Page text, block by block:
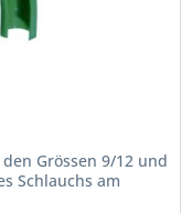
Grössen 9/12 und
Schlauchs am